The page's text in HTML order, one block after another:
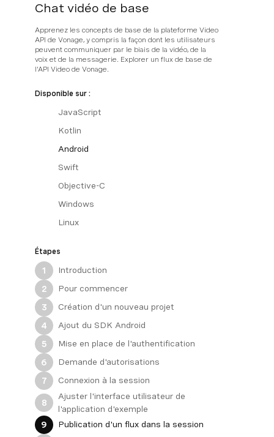
Chat vidéo de base
Apprenez les concepts de base de la plateforme Video
API de Vonage, y compris la façon dont les utilisateurs
peuvent communiquer par le biais de la vidéo, de la
voix et de la messagerie. Explorer un flux de base de
l'API Video de Vonage.
Disponible sur :
JavaScript
Kotlin
Android
Swift
Objective-C
Windows
Linux
Étapes
1
Introduction
2
Pour commencer
3
Création d'un nouveau projet
4
Ajout du SDK Android
5
Mise en place de l'authentification
6
Demande d'autorisations
7
Connexion à la session
8
Ajuster l'interface utilisateur de
l'application d'exemple
9
Publication d'un flux dans la session